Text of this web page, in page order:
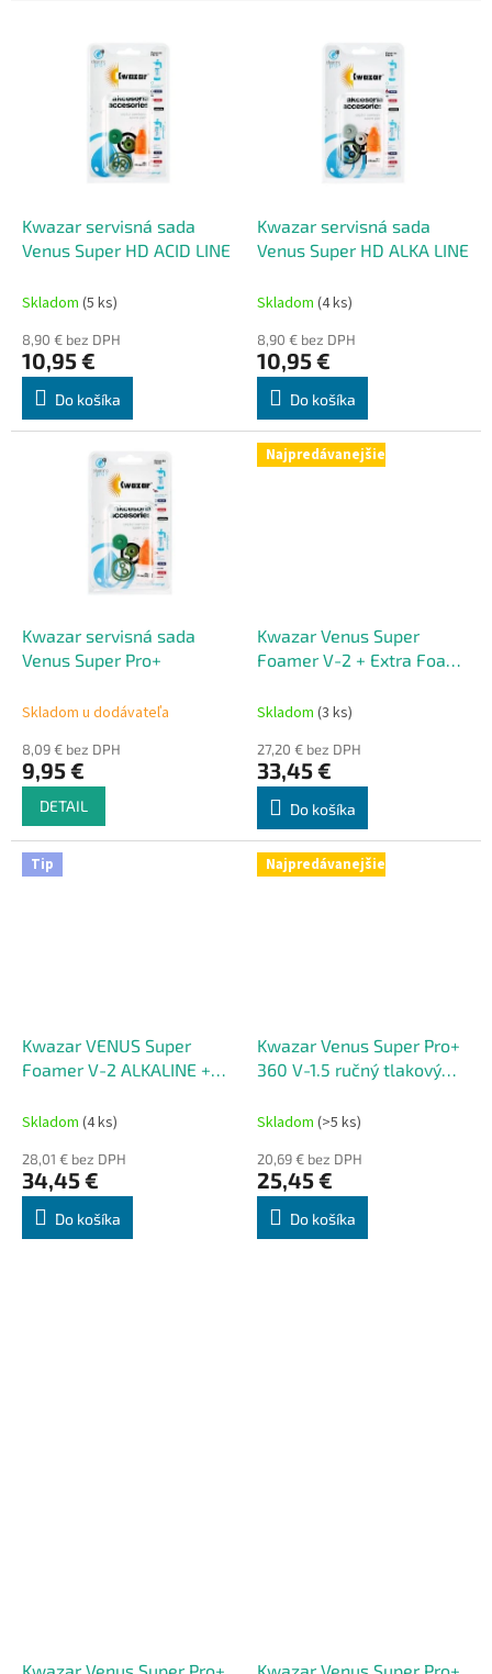
Kwazar servisná sada
Venus Super HD ACID LINE
Skladom (5 ks)
8,90 € bez DPH
10,95 €
Do košíka
Kwazar servisná sada
Venus Super HD ALKA LINE
Skladom (4 ks)
8,90 € bez DPH
10,95 €
Do košíka
Kwazar servisná sada
Venus Super Pro+
Skladom u dodávateľa
8,09 € bez DPH
9,95 €
DETAIL
Najpredávanejšie
Kwazar Venus Super
Foamer V-2 + Extra Foam
napeňovač 2000 ml
Skladom (3 ks)
27,20 € bez DPH
33,45 €
Do košíka
Tip
Kwazar VENUS Super
Foamer V-2 ALKALINE +
ručný tlakový napeňovač
Skladom (4 ks)
28,01 € bez DPH
34,45 €
Do košíka
Najpredávanejšie
Kwazar Venus Super Pro+
360 V-1.5 ručný tlakový
Skladom (>5 ks)
20,69 € bez DPH
25,45 €
Do košíka
Kwazar Venus Super Pro+ Kwazar Venus Super Pro+